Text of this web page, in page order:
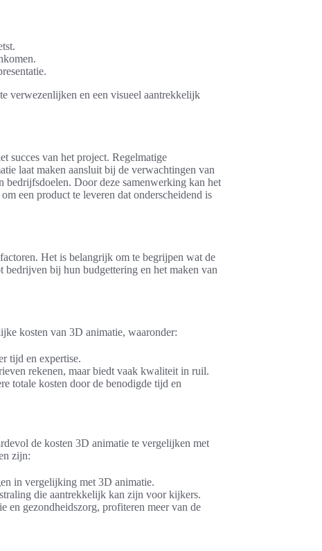
verwezenlijken en een visueel aantrekkelijk
succes van het project. Regelmatige
laat maken aansluit bij de verwachtingen van
bedrijfsdoelen. Door deze samenwerking kan het
een product te leveren dat onderscheidend is
Het is belangrijk om te begrijpen wat de
bij hun budgettering en het maken van
kosten van 3D animatie, waaronder:
tijd en expertise.
rekenen, maar biedt vaak kwaliteit in ruil.
totale kosten door de benodigde tijd en
de kosten 3D animatie te vergelijken met
zijn:
in vergelijking met 3D animatie.
die aantrekkelijk kan zijn voor kijkers.
en gezondheidszorg, profiteren meer van de